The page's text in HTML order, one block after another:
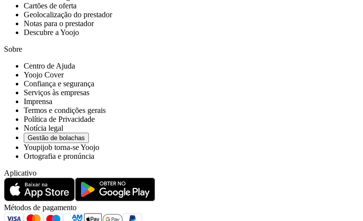
Cartões de oferta
Geolocalização do prestador
Notas para o prestador
Descubre a Yoojo
Sobre
Centro de Ajuda
Yoojo Cover
Confiança e segurança
Serviços às empresas
Imprensa
Termos e condições gerais
Política de Privacidade
Notícia legal
Gestão de bolachas
Youpijob torna-se Yoojo
Ortografia e pronúncia
Aplicativo
Métodos de pagamento